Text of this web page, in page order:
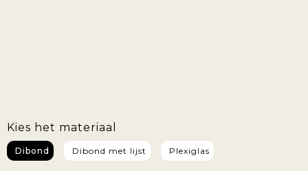
Kies het materiaal
Dibond Dibond met lijst Plexiglas